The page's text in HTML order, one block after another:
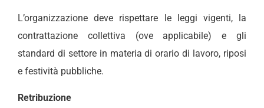
L’organizzazione deve rispettare le leggi vigenti, la
contrattazione collettiva (ove applicabile) e gli
standard di settore in materia di orario di lavoro, riposi
e festività pubbliche.
Retribuzione